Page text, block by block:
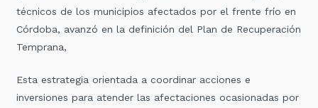
técnicos de los municipios afectados por el frente frío en
Córdoba, avanzó en la definición del Plan de Recuperación
Temprana,
Esta estrategia orientada a coordinar acciones e
inversiones para atender las afectaciones ocasionadas por